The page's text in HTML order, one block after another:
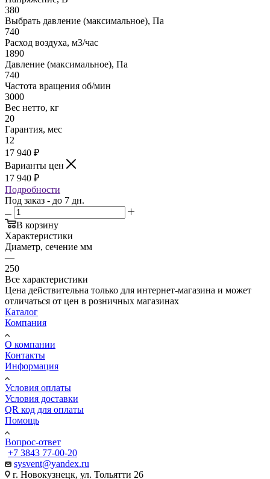
380
Выбрать давление (максимальное), Па
740
Расход воздуха, м3/час
1890
Давление (максимальное), Па
740
Частота вращения об/мин
3000
Вес нетто, кг
20
Гарантия, мес
12
17 940 ₽
Варианты цен
17 940 ₽
Подробности
Под заказ - до 7 дн.
В корзину
Характеристики
Диаметр, сечение мм
—
250
Все характеристики
Цена действительна только для интернет-магазина и может
отличаться от цен в розничных магазинах
Каталог
Компания
О компании
Контакты
Информация
Условия оплаты
Условия доставки
QR код для оплаты
Помощь
Вопрос-ответ
+7 3843 77-00-20
sysvent@yandex.ru
г. Новокузнецк, ул. Тольятти 26